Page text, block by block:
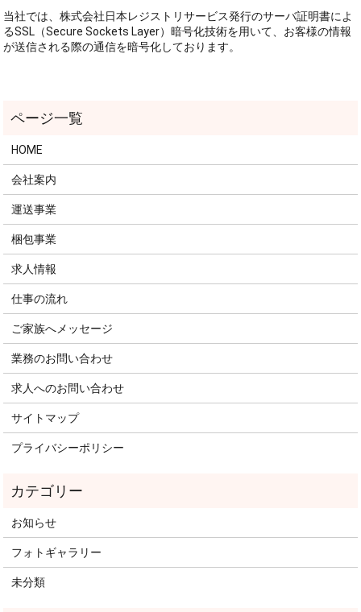
当社では、株式会社日本レジストリサービス発行のサーバ証明書によ
るSSL（Secure Sockets Layer）暗号化技術を用いて、お客様の情報
が送信される際の通信を暗号化しております。
HOME
会社案内
運送事業
梱包事業
求人情報
仕事の流れ
ご家族へメッセージ
業務のお問い合わせ
求人へのお問い合わせ
サイトマップ
プライバシーポリシー
お知らせ
フォトギャラリー
未分類